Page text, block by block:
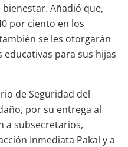
Añadió que,
por ciento en los
se les otorgarán
educativas para sus hijas
de Seguridad del
por su entrega al
a subsecretarios,
Inmediata Pakal y a